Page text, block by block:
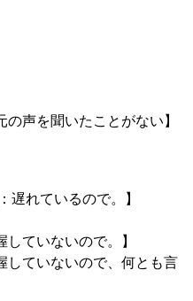
声を聞いたことがない】
れているので。】
ていないので。】
ていないので、何とも言